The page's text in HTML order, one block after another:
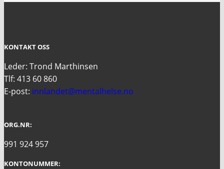
KONTAKT OSS
Leder: Trond Marthinsen
Tlf: 413 60 860
E-post: innlandet@mentalhelse.no
ORG.NR:
991 924 957
KONTONUMMER: